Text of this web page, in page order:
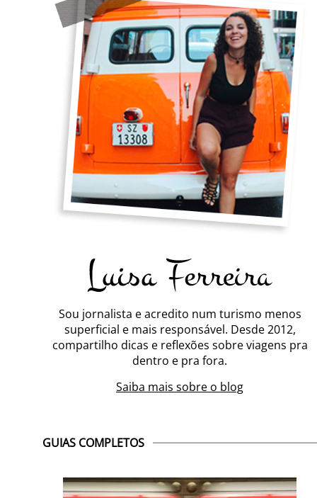
Sou jornalista e acredito num turismo menos
superficial e mais responsável. Desde 2012,
compartilho dicas e reflexões sobre viagens pra
dentro e pra fora.
Saiba mais sobre o blog
GUIAS COMPLETOS